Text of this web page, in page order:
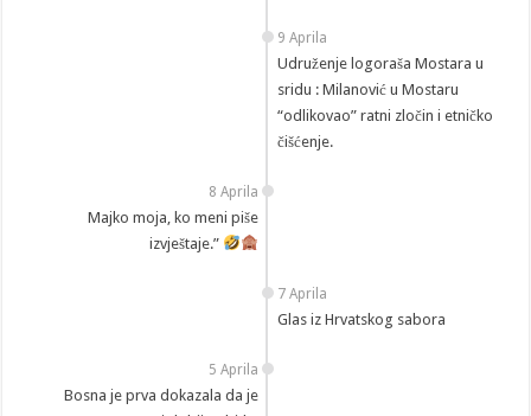
9 Aprila
Udruženje logoraša Mostara u
sridu : Milanović u Mostaru
“odlikovao” ratni zločin i etničko
čišćenje.
8 Aprila
Majko moja, ko meni piše
izvještaje.”
7 Aprila
Glas iz Hrvatskog sabora
5 Aprila
Bosna je prva dokazala da je